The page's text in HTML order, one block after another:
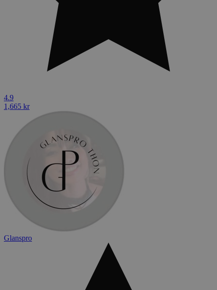
4.9
1,665 kr
Glanspro